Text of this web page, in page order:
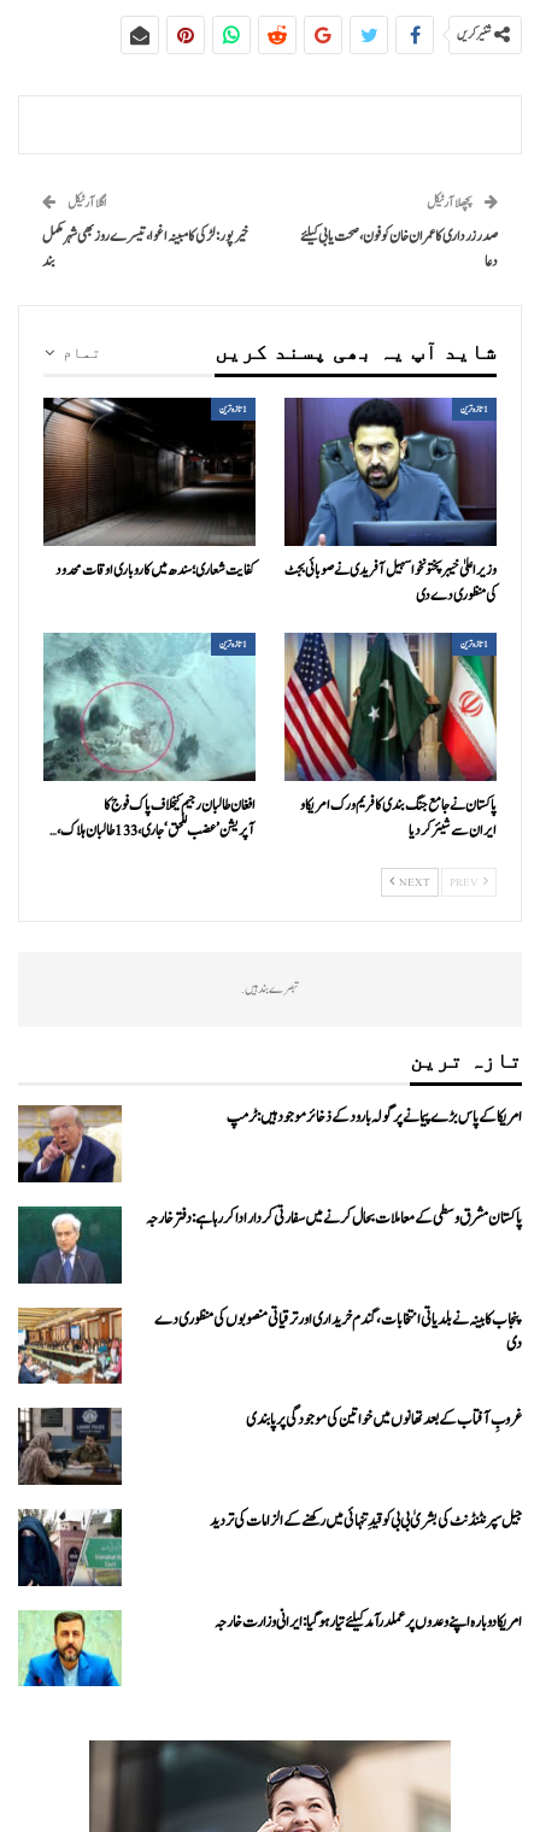
شئیر کریں
پچھلا آرٹیکل
صدر زرداری کا عمران خان کو فون،صحت یابی کیلئے
دعا
اگلا آرٹیکل
خیرپور :لڑکی کا مبینہ اغوا،تیسرے روز بھی شہر مکمل
بند
تمام شاید آپ یہ بھی پسند کریں
1تازہ ترین
وزیراعلیٰ خیبرپختونخوا سہیل آفریدی نے صوبائی بجٹ
کی منظوری دے دی
1تازہ ترین
کفایت شعاری؛ سندھ میں کاروباری اوقات محدود
1تازہ ترین
پاکستان نے جامع جنگ بندی کا فریم ورک امریکا و
ایران سے شیئر کر دیا
1تازہ ترین
افغان طالبان رجیم کیخلاف پاک فوج کا
آپریشن’عضب للحق‘ جاری، 133 طالبان ہلاک،…
NEXT
تبصرے بند ہیں.
تازہ ترین
امریکا کے پاس بڑے پیمانے پر گولہ بارود کے ذخائر موجود ہیں: ٹرمپ
پاکستان مشرق وسطی کے معاملات بحال کرنے میں سفارتی کردار ادا کررہا ہے: دفتر خارجہ
پنجاب کابینہ نے بلدیاتی انتخابات، گندم خریداری اور ترقیاتی منصوبوں کی منظوری دے
دی
غروبِ آفتاب کے بعد تھانوں میں خواتین کی موجودگی پر پابندی
جیل سپرنٹنڈنٹ کی بشریٰ بی بی کو قیدِ تنہائی میں رکھنے کے الزامات کی تردید
امریکا دوبارہ اپنے وعدوں پر عملدرآمد کیلئے تیار ہو گیا: ایرانی وزارت خارجہ